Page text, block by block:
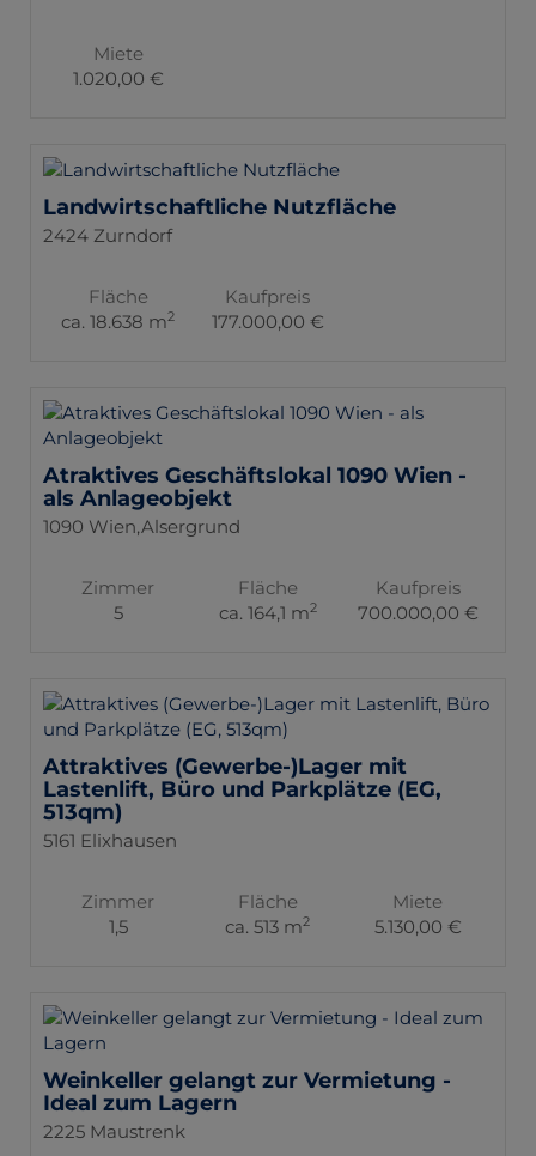
Miete
1.020,00 €
Landwirtschaftliche Nutzfläche
2424 Zurndorf
Fläche
ca. 18.638 m2
Kaufpreis
177.000,00 €
Atraktives Geschäftslokal 1090 Wien -
als Anlageobjekt
1090 Wien,Alsergrund
Zimmer
5
Fläche
ca. 164,1 m2
Kaufpreis
700.000,00 €
Attraktives (Gewerbe-)Lager mit
Lastenlift, Büro und Parkplätze (EG,
513qm)
5161 Elixhausen
Zimmer
1,5
Fläche
ca. 513 m2
Miete
5.130,00 €
Weinkeller gelangt zur Vermietung -
Ideal zum Lagern
2225 Maustrenk